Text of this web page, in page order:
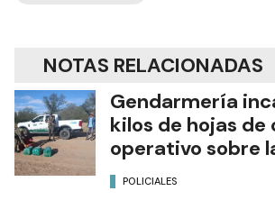
NOTAS RELACIONADAS
Gendarmería
kilos de hojas de
operativo sobre
POLICIALES